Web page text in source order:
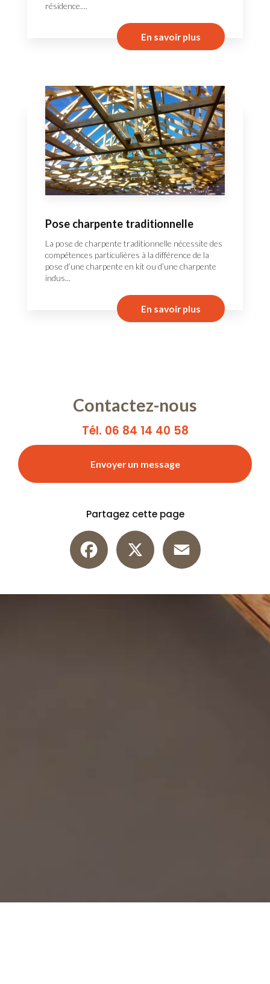
résidence....
En savoir plus
Pose charpente traditionnelle
La pose de charpente traditionnelle nécessite des
compétences particulières à la différence de la
pose d’une charpente en kit ou d’une charpente
indus...
En savoir plus
Contactez-nous
Tél. 06 84 14 40 58
Envoyer un message
Partagez cette page
Facebook